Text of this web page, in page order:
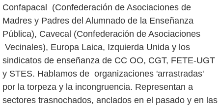
Confapacal (Confederación de Asociaciones de
Madres y Padres del Alumnado de la Enseñanza
Pública), Cavecal (Confederación de Asociaciones
Vecinales), Europa Laica, Izquierda Unida y los
sindicatos de enseñanza de CC OO, CGT, FETE-UGT
y STES. Hablamos de organizaciones 'arrastradas'
por la torpeza y la incongruencia. Representan a
sectores trasnochados, anclados en el pasado y en las